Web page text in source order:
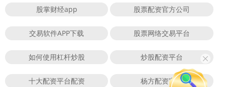
股掌财经app 股票配资官方公司
交易软件APP下载 股票网络交易平台
如何使用杠杆炒股 炒股配资平台
十大配资平台配资 杨方配资官网